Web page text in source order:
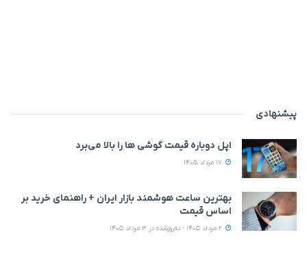
پیشنهادی
اپل دوباره قیمت‌ گوشی ها را بالا می‌برد
بهترین ساعت هوشمند بازار ایران + راهنمای خرید بر
اساس قیمت